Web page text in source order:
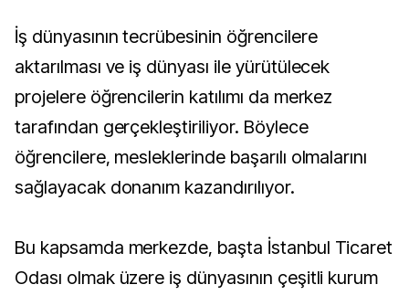
İş dünyasının tecrübesinin öğrencilere
aktarılması ve iş dünyası ile yürütülecek
projelere öğrencilerin katılımı da merkez
tarafından gerçekleştiriliyor. Böylece
öğrencilere, mesleklerinde başarılı olmalarını
sağlayacak donanım kazandırılıyor.
Bu kapsamda merkezde, başta İstanbul Ticaret
Odası olmak üzere iş dünyasının çeşitli kurum